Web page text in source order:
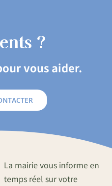
?
vous aider.
La mairie vous informe en
temps réel sur votre